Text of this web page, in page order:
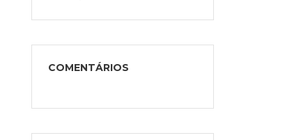
COMENTÁRIOS